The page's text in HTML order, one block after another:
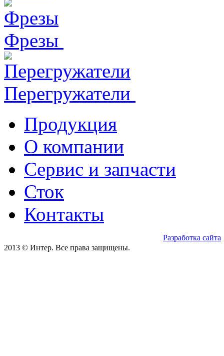
Фрезы
Перегружатели
Продукция
О компании
Сервис и запчасти
Сток
Контакты
2013 © Интер. Все права защищены.
Разработка сайта